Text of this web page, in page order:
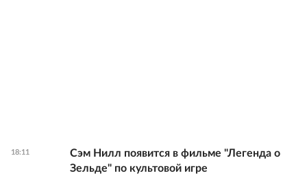
18:11
Сэм Нилл появится в фильме "Легенда о
Зельде" по культовой игре